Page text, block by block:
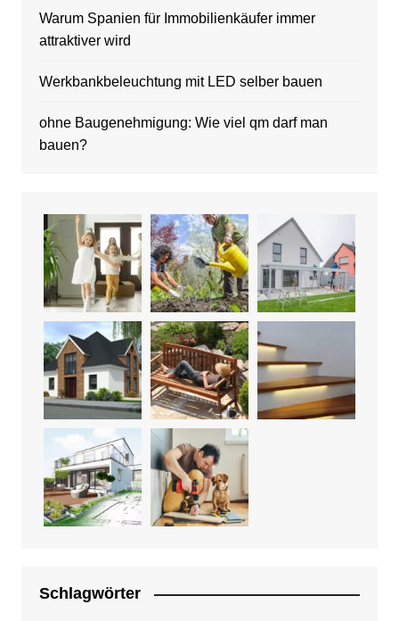
Warum Spanien für Immobilienkäufer immer
attraktiver wird
Werkbankbeleuchtung mit LED selber bauen
ohne Baugenehmigung: Wie viel qm darf man
bauen?
Schlagwörter